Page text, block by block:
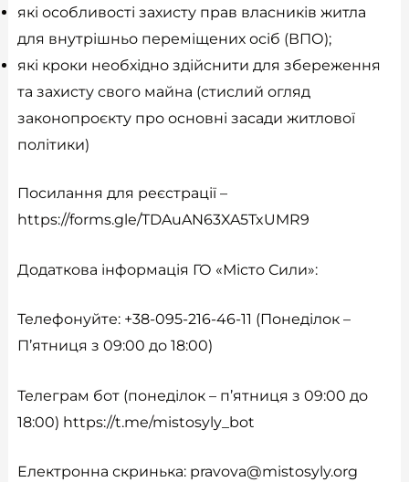
які особливості захисту прав власників житла
для внутрішньо переміщених осіб (ВПО);
які кроки необхідно здійснити для збереження
та захисту свого майна (стислий огляд
законопроєкту про основні засади житлової
політики)
Посилання для реєстрації –
https://forms.gle/TDAuAN63XA5TxUMR9
Додаткова інформація ГО «Місто Сили»:
Телефонуйте: +38-095-216-46-11 (Понеділок –
П’ятниця з 09:00 до 18:00)
Телеграм бот (понеділок – п’ятниця з 09:00 до
18:00) https://t.me/mistosyly_bot
Електронна скринька: pravova@mistosyly.org